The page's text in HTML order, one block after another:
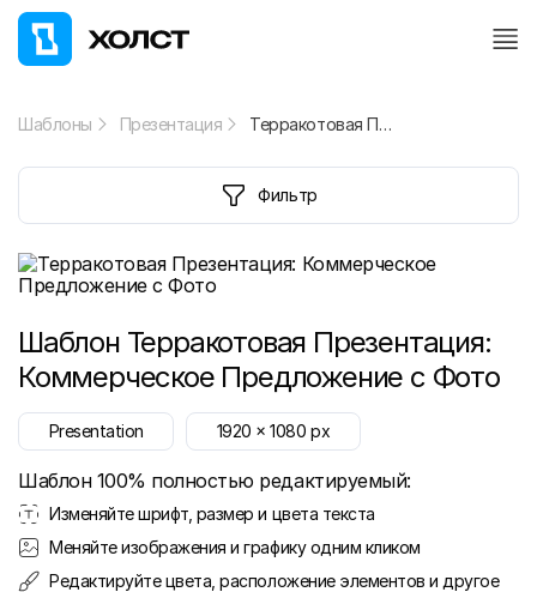
Шаблоны Презентация Терракотовая Презентация: Коммерческое Предложение с Фото
Фильтр
Шаблон Терракотовая Презентация:
Коммерческое Предложение с Фото
Presentation 1920 x1080 px
Шаблон 100% полностью редактируемый:
Изменяйте шрифт, размер и цвета текста
Меняйте изображения и графику одним кликом
Редактируйте цвета, расположение элементов и другое